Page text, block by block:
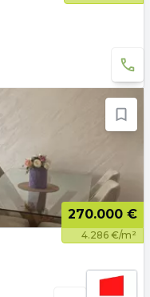
270.000 €
4.286 €/m²